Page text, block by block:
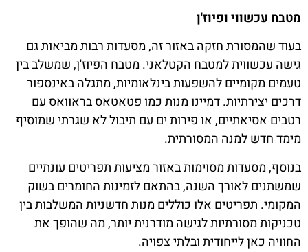
מטבח עכשווי ופיוז'ן
בעוד שהמסורת חזקה באזור זה, מסעדות רבות מביאות גם
גישה עכשווית למטבח הקטלאני. מטבח הפיוז'ן, שמשלב בין
טעמים מקומיים להשפעות בינלאומיות, מתגלה באינספור
דרכים יצירתיות. דמיינו מנות כמו פטאטאס בראוואס עם
רטבים אסיאתיים, או פירות ים עם תיבול לא שגרתי שמוסיף
מימד חדש למנה המסורתית.
בנוסף, מסעדות מסוימות באזור מציעות תפריטים עונתיים
שמשתנים לאורך השנה, בהתאם לזמינות החומרים בשוק
המקומי. תפריטים אלו כוללים מנות חדשניות המשלבות בין
טכניקות מסורתיות לגישה מודרנית יותר, מה שהופך את
החוויה כאן לייחודית ובלתי צפויה.